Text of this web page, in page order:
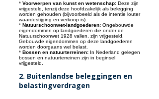
* Voorwerpen van kunst en wetenschap: Deze zijn
vrijgesteld, tenzij deze hoofdzakelijk als belegging
worden gehouden (bijvoorbeeld als de intentie louter
waardestijging en verkoop is).
* Natuurschoonwet-landgoederen: Ongebouwde
eigendommen op landgoederen die onder de
Natuurschoonwet 1928 vallen, zijn vrijgesteld.
Gebouwde eigendommen op deze landgoederen
worden doorgaans wel belast.
* Bossen en natuurterreinen: In Nederland gelegen
bossen en natuurterreinen zijn in beginsel
vrijgesteld.
2. Buitenlandse beleggingen en
belastingverdragen